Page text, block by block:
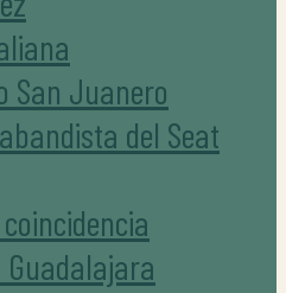
San Juanero
del Seat